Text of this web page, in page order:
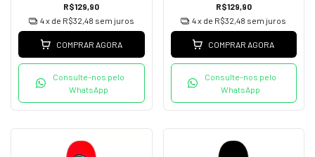
R$129,90
4x de R$32,48 sem juros
COMPRAR AGORA
Consulte-nos pelo
WhatsApp
R$129,90
4x de R$32,48 sem juros
COMPRAR AGORA
Consulte-nos pelo
WhatsApp